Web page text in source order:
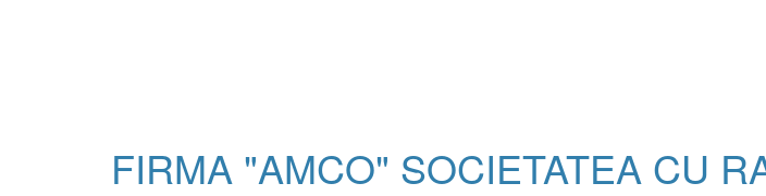
FIRMA "AMCO" SOCIETATEA CU